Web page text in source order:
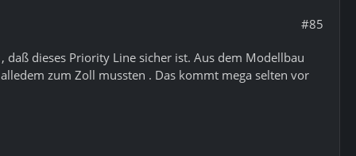
#85
dieses Priority Line sicher ist. Aus dem Modellbau
zum Zoll mussten . Das kommt mega selten vor